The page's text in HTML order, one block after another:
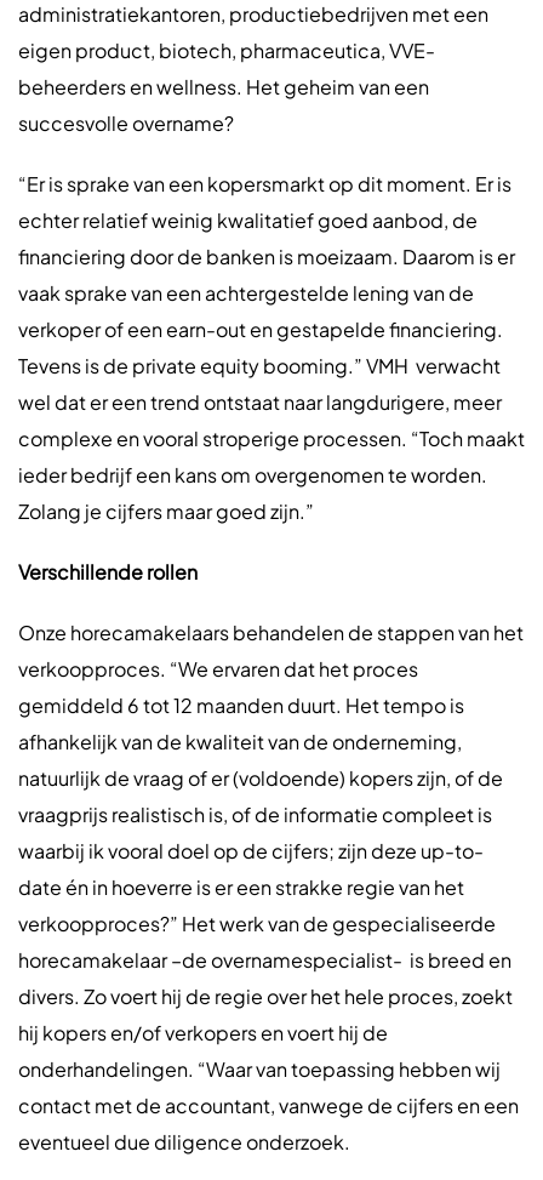
administratiekantoren, productiebedrijven met een
eigen product, biotech, pharmaceutica, VVE-
beheerders en wellness. Het geheim van een
succesvolle overname?
“Er is sprake van een kopersmarkt op dit moment. Er is
echter relatief weinig kwalitatief goed aanbod, de
financiering door de banken is moeizaam. Daarom is er
vaak sprake van een achtergestelde lening van de
verkoper of een earn-out en gestapelde financiering.
Tevens is de private equity booming.” VMH verwacht
wel dat er een trend ontstaat naar langdurigere, meer
complexe en vooral stroperige processen. “Toch maakt
ieder bedrijf een kans om overgenomen te worden.
Zolang je cijfers maar goed zijn.”
Verschillende rollen
Onze horecamakelaars behandelen de stappen van het
verkoopproces. “We ervaren dat het proces
gemiddeld 6 tot 12 maanden duurt. Het tempo is
afhankelijk van de kwaliteit van de onderneming,
natuurlijk de vraag of er (voldoende) kopers zijn, of de
vraagprijs realistisch is, of de informatie compleet is
waarbij ik vooral doel op de cijfers; zijn deze up-to-
date én in hoeverre is er een strakke regie van het
verkoopproces?” Het werk van de gespecialiseerde
horecamakelaar –de overnamespecialist- is breed en
divers. Zo voert hij de regie over het hele proces, zoekt
hij kopers en/of verkopers en voert hij de
onderhandelingen. “Waar van toepassing hebben wij
contact met de accountant, vanwege de cijfers en een
eventueel due diligence onderzoek.